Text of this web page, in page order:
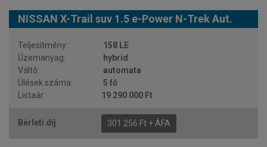
NISSAN X-Trail suv 1.5 e-Power N-Trek Aut.
158 LE
hybrid
automata
5 fő
19 290 000 Ft
301 256 Ft + ÁFA